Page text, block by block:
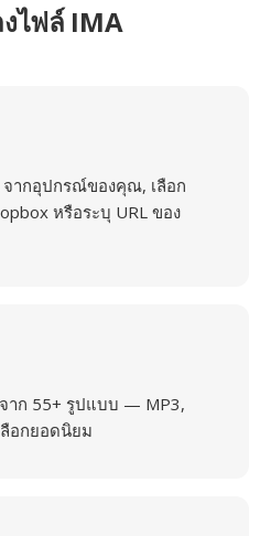
ไฟล์ IMA
จากอุปกรณ์ของคุณ, เลือก
หรือระบุ URL ของ
าก 55+ รูปแบบ — MP3,
ลือกยอดนิยม